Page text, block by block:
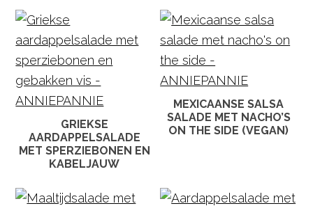
GRIEKSE
AARDAPPELSALADE
MET SPERZIEBONEN EN
KABELJAUW
MEXICAANSE SALSA
SALADE MET NACHO’S
ON THE SIDE (VEGAN)